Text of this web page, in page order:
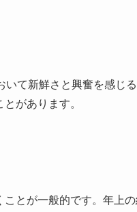
て新鮮さと興奮を感じ
があります。
とが一般的です。年上